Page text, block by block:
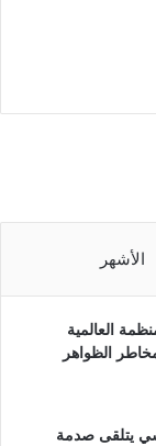
الأشهر
العالمية
الظواهر
يتلقى صدمة